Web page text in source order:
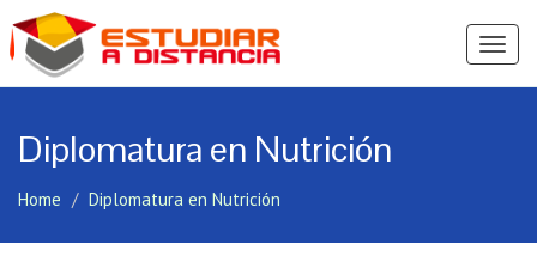
Ver
Diplomatura en Nutrición
Home Diplomatura en Nutrición